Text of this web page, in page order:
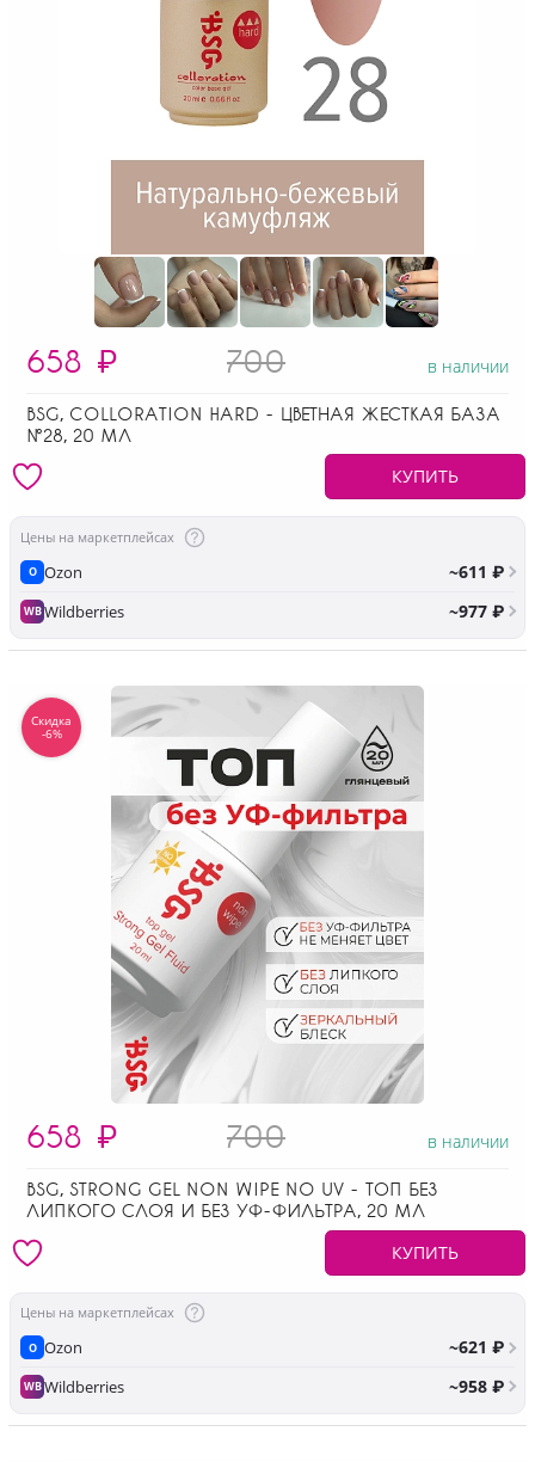
658 ₽ 700 в наличии
BSG, COLLORATION HARD - ЦВЕТНАЯ ЖЕСТКАЯ БАЗА
№28, 20 МЛ
КУПИТЬ
Цены на маркетплейсах
O Ozon ~611 ₽
WBWildberries ~977 ₽
658 ₽ 700 в наличии
BSG, STRONG GEL NON WIPE NO UV - ТОП БЕЗ
ЛИПКОГО СЛОЯ И БЕЗ УФ-ФИЛЬТРА, 20 МЛ
КУПИТЬ
Цены на маркетплейсах
O Ozon ~621 ₽
WBWildberries ~958 ₽
Скидка
-6%